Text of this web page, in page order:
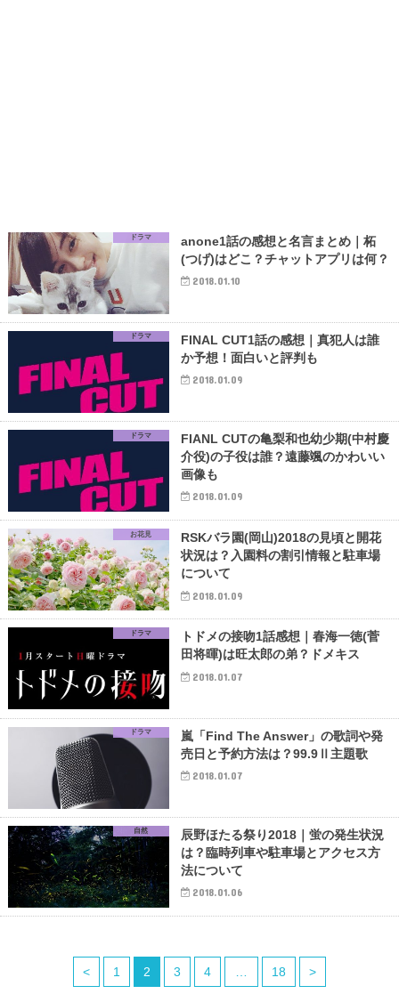
ドラマ
anone1話の感想と名言まとめ｜柘
(つげ)はどこ？チャットアプリは何？
2018.01.10
ドラマ
FINAL CUT1話の感想｜真犯人は誰
か予想！面白いと評判も
2018.01.09
ドラマ
FIANL CUTの亀梨和也幼少期(中村慶
介役)の子役は誰？遠藤颯のかわいい
画像も
2018.01.09
お花見
RSKバラ園(岡山)2018の見頃と開花
状況は？入園料の割引情報と駐車場
について
2018.01.09
ドラマ
トドメの接吻1話感想｜春海一徳(菅
田将暉)は旺太郎の弟？ドメキス
2018.01.07
ドラマ
嵐「Find The Answer」の歌詞や発
売日と予約方法は？99.9Ⅱ主題歌
2018.01.07
自然
辰野ほたる祭り2018｜蛍の発生状況
は？臨時列車や駐車場とアクセス方
法について
2018.01.06
< 1 2 3 4 … 18 >